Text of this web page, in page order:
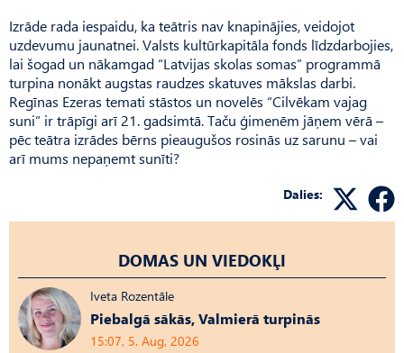
Izrāde rada iespaidu, ka teātris nav knapinājies, veidojot
uzdevumu jaunatnei. Valsts kultūrkapitāla fonds līdzdarbojies,
lai šogad un nākamgad “Latvijas skolas somas” programmā
turpina nonākt augstas raudzes skatuves mākslas darbi.
Regīnas Ezeras temati stāstos un novelēs “Cilvēkam vajag
suni” ir trāpīgi arī 21. gadsimtā. Taču ģimenēm jāņem vērā –
pēc teātra izrādes bērns pieaugušos rosinās uz sarunu – vai
arī mums nepaņemt sunīti?
Dalies:
DOMAS UN VIEDOKĻI
Iveta Rozentāle
Piebalgā sākās, Valmierā turpinās
15:07, 5. Aug, 2026